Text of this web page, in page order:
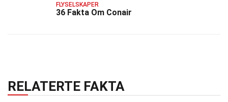
FLYSELSKAPER
36 Fakta Om Conair
RELATERTE FAKTA